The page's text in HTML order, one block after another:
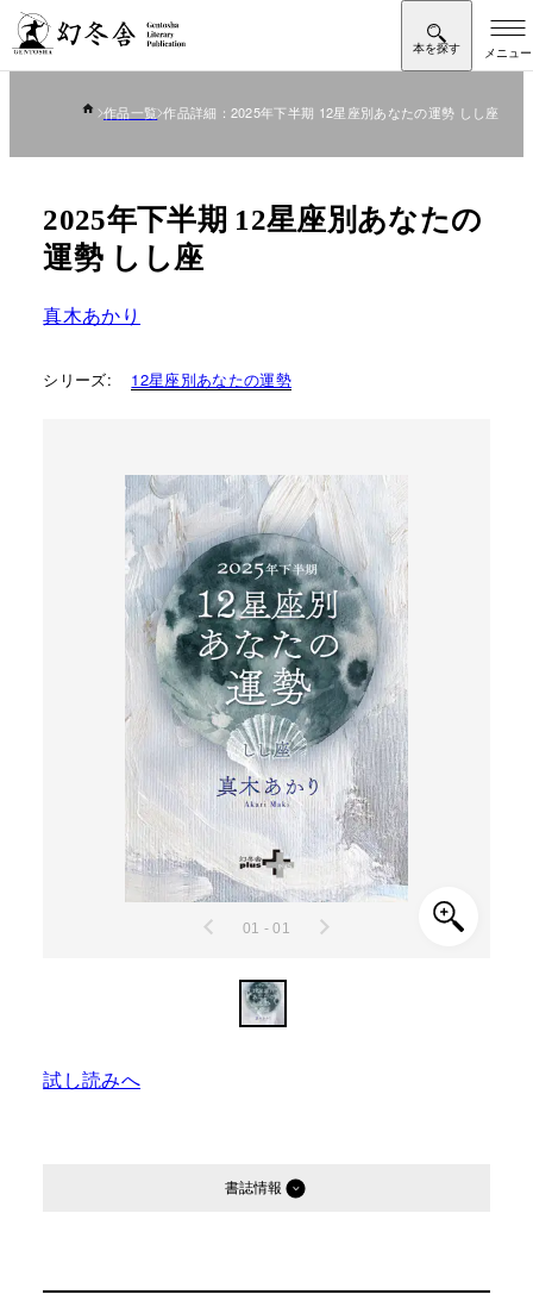
作品一覧 作品詳細：2025年下半期 12星座別あなたの運勢 しし座
2025年下半期 12星座別あなたの
運勢 しし座
真木あかり
シリーズ: 12星座別あなたの運勢
01 - 01
試し読みへ
書誌情報